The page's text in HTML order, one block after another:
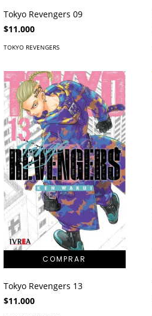
Tokyo Revengers 09
$11.000
TOKYO REVENGERS
Tokyo Revengers 13
$11.000